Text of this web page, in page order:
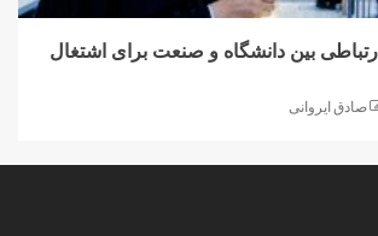
بین دانشگاه و صنعت برای اشتغال
صادق ایروانی